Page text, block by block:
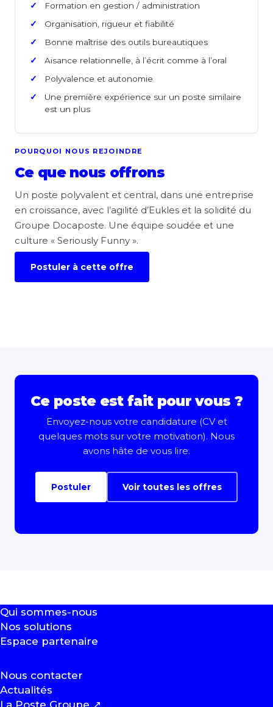
Formation en gestion / administration
Organisation, rigueur et fiabilité
Bonne maîtrise des outils bureautiques
Aisance relationnelle, à l’écrit comme à l’oral
Polyvalence et autonomie
Une première expérience sur un poste similaire
est un plus
POURQUOI NOUS REJOINDRE
Ce que nous offrons
Un poste polyvalent et central, dans une entreprise
en croissance, avec l’agilité d’Eukles et la solidité du
Groupe Docaposte. Une équipe soudée et une
culture « Seriously Funny ».
Postuler à cette offre
Ce poste est fait pour vous ?
Envoyez-nous votre candidature (CV et
quelques mots sur votre motivation). Nous
avons hâte de vous lire.
Postuler Voir toutes les offres
Qui sommes-nous
Nos solutions
Espace partenaire
Nous contacter
Actualités
La Poste Groupe ↗